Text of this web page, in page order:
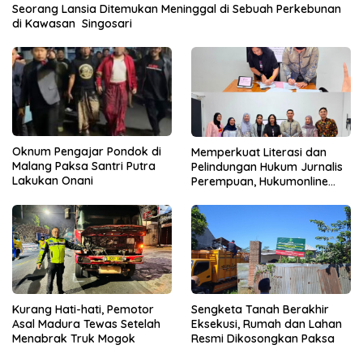
Seorang Lansia Ditemukan Meninggal di Sebuah Perkebunan
di Kawasan Singosari
Oknum Pengajar Pondok di
Malang Paksa Santri Putra
Lakukan Onani
Memperkuat Literasi dan
Pelindungan Hukum Jurnalis
Perempuan, Hukumonline
Gratis
Kurang Hati-hati, Pemotor
Asal Madura Tewas Setelah
Menabrak Truk Mogok
Sengketa Tanah Berakhir
Eksekusi, Rumah dan Lahan
Resmi Dikosongkan Paksa